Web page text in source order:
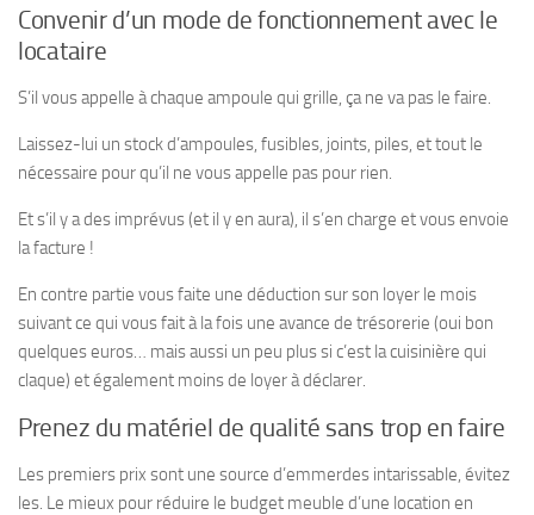
Convenir d’un mode de fonctionnement avec le
locataire
S’il vous appelle à chaque ampoule qui grille, ça ne va pas le faire.
Laissez-lui un stock d’ampoules, fusibles, joints, piles, et tout le
nécessaire pour qu’il ne vous appelle pas pour rien.
Et s’il y a des imprévus (et il y en aura), il s’en charge et vous envoie
la facture !
En contre partie vous faite une déduction sur son loyer le mois
suivant ce qui vous fait à la fois une avance de trésorerie (oui bon
quelques euros… mais aussi un peu plus si c’est la cuisinière qui
claque) et également moins de loyer à déclarer.
Prenez du matériel de qualité sans trop en faire
Les premiers prix sont une source d’emmerdes intarissable, évitez
les. Le mieux pour réduire le budget meuble d’une location en